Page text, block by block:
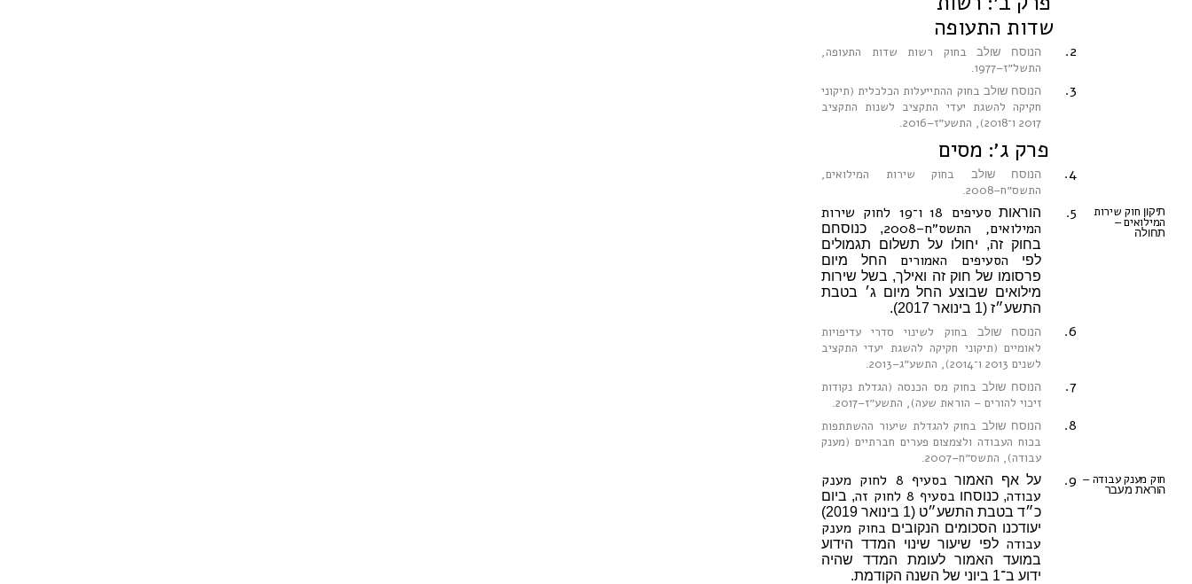
שדות התעופה
2. הנוסח שולב בחוק רשות שדות התעופה,
התשל״ז–1977
3. הנוסח שולב בחוק ההתייעלות הכלכלית (תיקוני
חקיקה להשגת יעדי התקציב לשנות התקציב
2017 ו־2018), התשע״ז–2016
פרק ג׳: מסים
4. הנוסח שולב בחוק שירות המילואים,
התשס״ח–2008
5. תיקון חוק שירות
המילואים–
תחולה
הוראות סעיפים 18
ו־19 לחוק שירות
המילואים, התשס״ח–2008
, כנוסחם
בחוק זה, יחולו על תשלום תגמולים
לפי הסעיפים האמורים החל מיום
פרסומו של חוק זה ואילך, בשל שירות
מילואים שבוצע החל מיום ג׳ בטבת
התשע״ז (1 בינואר 2017).
6. הנוסח שולב בחוק לשינוי סדרי עדיפויות
לאומיים (תיקוני חקיקה להשגת יעדי התקציב
לשנים 2013 ו־2014), התשע״ג–2013
7. הנוסח שולב בחוק מס הכנסה (הגדלת נקודות
זיכוי להורים – הוראת שעה), התשע״ז–2017
8. הנוסח שולב בחוק להגדלת שיעור ההשתתפות
בכוח העבודה ולצמצום פערים חברתיים (מענק
עבודה), התשס״ח–2007
9. חוק מענק עבודה –
הוראת מעבר
על אף האמור
בסעיף 8 לחוק מענק
עבודה, כנוסחו בסעיף 8 לחוק זה
, ביום
כ״ד בטבת התשע״ט (1 בינואר 2019)
יעודכנו הסכומים הנקובים בחוק מענק
עבודה לפי שיעור שינוי המדד הידוע
במועד האמור לעומת המדד שהיה
ידוע ב־1 ביוני של השנה הקודמת.